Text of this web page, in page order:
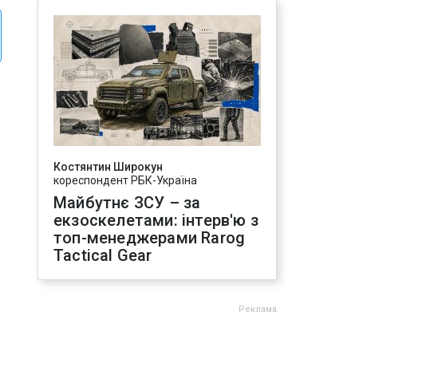
Костянтин Широкун
кореспондент РБК-Україна
Майбутнє ЗСУ – за
екзоскелетами: інтерв'ю з
топ-менеджерами Rarog
Tactical Gear